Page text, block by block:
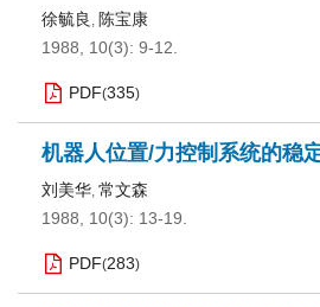
徐毓良 , 陈宝康
1988, 10(3): 9-12.
PDF(335)
机器人位置/力控制系统的稳
刘美华, 常文森
1988, 10(3): 13-19.
PDF(283)